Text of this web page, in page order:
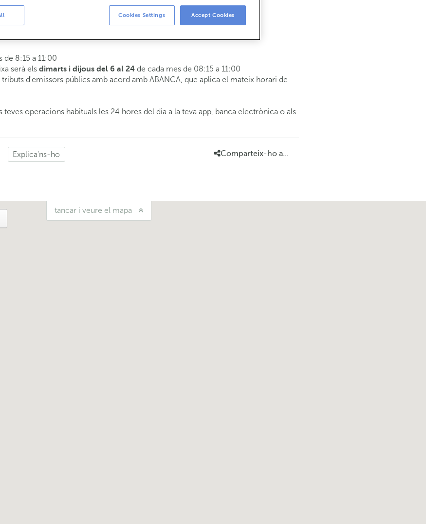
a 14:00.
el dia i hora que triïs.
de 8:15 a 11:00
serà els dimarts i dijous del 6 al 24 de cada mes de 08:15 a 11:00
d'emissors públics amb acord amb ABANCA, que aplica el mateix horari de
teves operacions habituals les 24 hores del dia a la teva app, banca electrònica o als
Explica'ns-ho Comparteix-ho a...
tancar i veure el mapa
Cookies Settings Accept Cookies